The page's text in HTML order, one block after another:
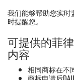
我们能够帮助您实时
时提醒您。
可提供的菲
内容
相同商标在不